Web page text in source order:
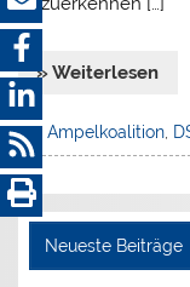
» Weiterlesen
Ampelkoalition,
Neueste Beiträge